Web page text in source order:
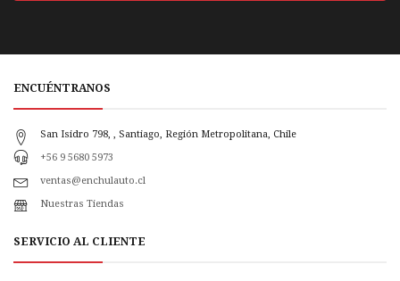
ENCUÉNTRANOS
San Isidro 798, , Santiago, Región Metropolitana, Chile
+56 9 5680 5973
ventas@enchulauto.cl
Nuestras Tiendas
SERVICIO AL CLIENTE